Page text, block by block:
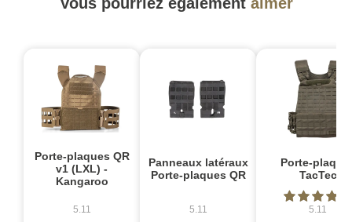
Porte-plaques QR
v1 (LXL) -
Kangaroo
5.11
Panneaux latéraux
Porte-plaques QR
5.11
Porte-
TacTec
5.11